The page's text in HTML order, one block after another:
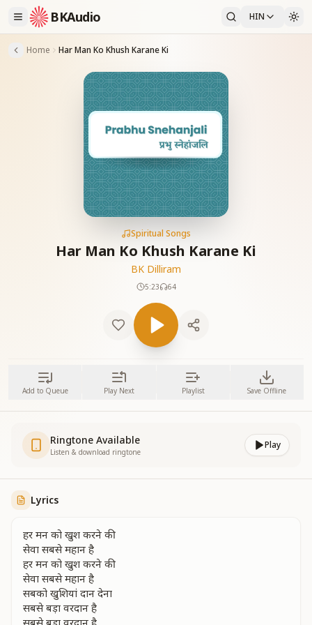
BKAudio HIN
Home Har Man Ko Khush Karane Ki
Spiritual Songs
Har Man Ko Khush Karane Ki
BK Dilliram
5:23 64
Add to Queue Play Next Playlist Save Offline
Ringtone Available
Listen & download ringtone
Play
Lyrics
हर मन को खुश करने की
सेवा सबसे महान है
हर मन को खुश करने की
सेवा सबसे महान है
सबको खुशियां दान देना
सबसे बड़ा वरदान है
सबसे बड़ा वरदान है